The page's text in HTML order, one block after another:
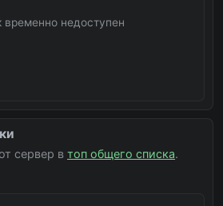
временно недоступен
сервер в топ общего списка.